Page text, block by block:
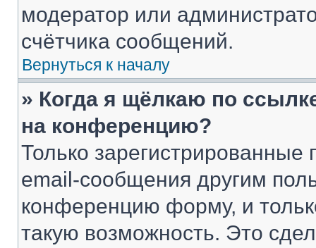
модератор или
счётчика сообщений.
Вернуться к началу
» Когда я щёлкаю по
на конференцию?
Только зарегистрированные
email-сообщения другим
конференцию форму, и
такую возможность. Это